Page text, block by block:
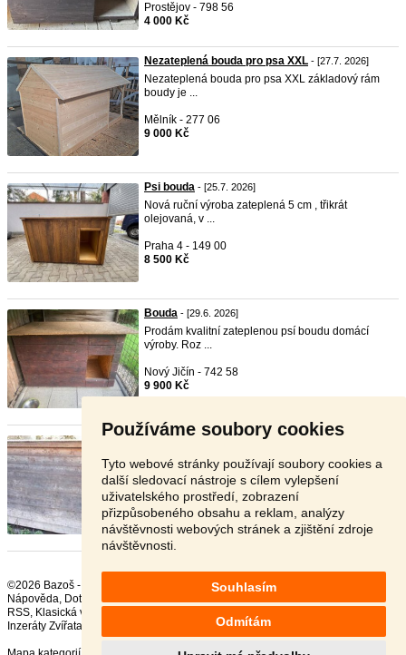
Používáme soubory cookies
Tyto webové stránky používají soubory cookies a
další sledovací nástroje s cílem vylepšení
uživatelského prostředí, zobrazení
přizpůsobeného obsahu a reklam, analýzy
návštěvnosti webových stránek a zjištění zdroje
návštěvnosti.
Souhlasím
Odmítám
Prostějov - 798 56
4 000 Kč
Nezateplená bouda pro psa XXL - [27.7. 2026]
Nezateplená bouda pro psa XXL základový rám
boudy je ...
Mělník - 277 06
9 000 Kč
Psi bouda - [25.7. 2026]
Nová ruční výroba zateplená 5 cm , třikrát
olejovaná, v ...
Praha 4 - 149 00
8 500 Kč
Bouda - [29.6. 2026]
Prodám kvalitní zateplenou psí boudu domácí
výroby. Roz ...
Nový Jičín - 742 58
9 900 Kč
bouda pro psa - zateplená, vel ... - [28.6. 2026]
pro velké či obří plemeno nebo více menších psů,
vhodná ...
Plzeň - 326 00
4 800 Kč
©2026 Bazoš -
Nápověda, Dotazy ,
,
RSS,
Inzeráty Zvířata celkem:
, za 24 hodin:2305